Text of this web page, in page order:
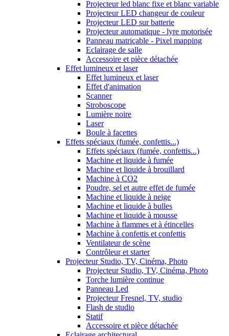
Projecteur led blanc fixe et blanc variable
Projecteur LED changeur de couleur
Projecteur LED sur batterie
Projecteur automatique - lyre motorisée
Panneau matriçable - Pixel mapping
Eclairage de salle
Accessoire et pièce détachée
Effet lumineux et laser
Effet lumineux et laser
Effet d'animation
Scanner
Stroboscope
Lumière noire
Laser
Boule à facettes
Effets spéciaux (fumée, confettis...)
Effets spéciaux (fumée, confettis...)
Machine et liquide à fumée
Machine et liquide à brouillard
Machine à CO2
Poudre, sel et autre effet de fumée
Machine et liquide à neige
Machine et liquide à bulles
Machine et liquide à mousse
Machine à flammes et à étincelles
Machine à confettis et confettis
Ventilateur de scène
Contrôleur et starter
Projecteur Studio, TV, Cinéma, Photo
Projecteur Studio, TV, Cinéma, Photo
Torche lumière continue
Panneau Led
Projecteur Fresnel, TV, studio
Flash de studio
Statif
Accessoire et pièce détachée